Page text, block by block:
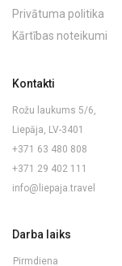
Privātuma politika
Kārtības noteikumi
Kontakti
Rožu laukums 5/6,
Liepāja, LV-3401
+371 63 480 808
+371 29 402 111
info@liepaja.travel
Darba laiks
Pirmdiena